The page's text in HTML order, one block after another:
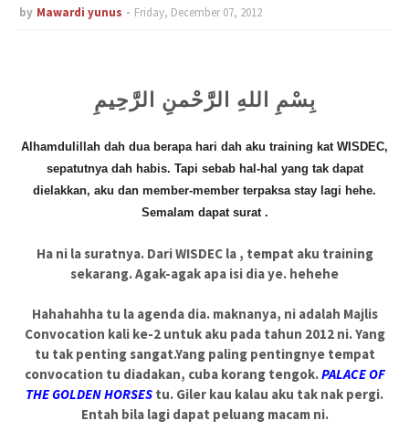
by Mawardi yunus Friday, December 07, 2012
بِسْمِ اللهِ الرَّحْمنِ الرَّحِيمِ
Alhamdulillah dah dua berapa hari dah aku training kat WISDEC,
sepatutnya dah habis. Tapi sebab hal-hal yang tak dapat
dielakkan, aku dan member-member terpaksa stay lagi hehe.
Semalam dapat surat .
Ha ni la suratnya. Dari WISDEC la , tempat aku training
sekarang. Agak-agak apa isi dia ye. hehehe
Hahahahha tu la agenda dia. maknanya, ni adalah Majlis
Convocation kali ke-2 untuk aku pada tahun 2012 ni. Yang
tu tak penting sangat.Yang paling pentingnye tempat
convocation tu diadakan, cuba korang tengok.PALACE OF
THE GOLDEN HORSES tu. Giler kau kalau aku tak nak pergi.
Entah bila lagi dapat peluang macam ni.